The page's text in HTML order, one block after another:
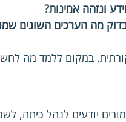
ונזהה אמינות?
מה הערכים השונים
במקום ללמד מה
יודעים לנהל כיתה,